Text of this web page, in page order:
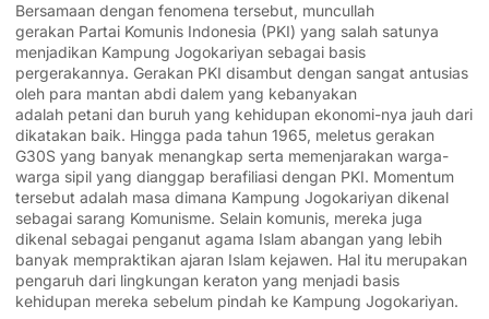
Bersamaan dengan fenomena tersebut, muncullah
gerakan Partai Komunis Indonesia (PKI) yang salah satunya
menjadikan Kampung Jogokariyan sebagai basis
pergerakannya. Gerakan PKI disambut dengan sangat antusias
oleh para mantan abdi dalem yang kebanyakan
adalah petani dan buruh yang kehidupan ekonomi-nya jauh dari
dikatakan baik. Hingga pada tahun 1965, meletus gerakan
G30S yang banyak menangkap serta memenjarakan warga-
warga sipil yang dianggap berafiliasi dengan PKI. Momentum
tersebut adalah masa dimana Kampung Jogokariyan dikenal
sebagai sarang Komunisme. Selain komunis, mereka juga
dikenal sebagai penganut agama Islam abangan yang lebih
banyak mempraktikan ajaran Islam kejawen. Hal itu merupakan
pengaruh dari lingkungan keraton yang menjadi basis
kehidupan mereka sebelum pindah ke Kampung Jogokariyan.